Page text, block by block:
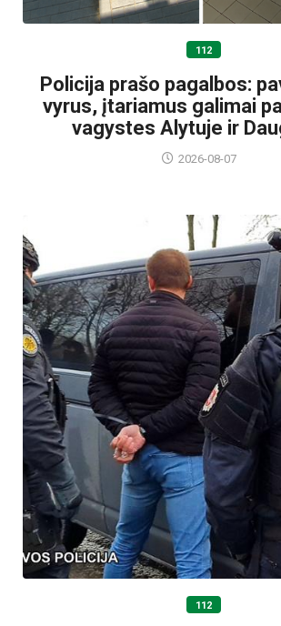
112
Policija prašo pagalbos:
vyrus, įtariamus galimai
vagystes Alytuje ir
2026-08-07
112